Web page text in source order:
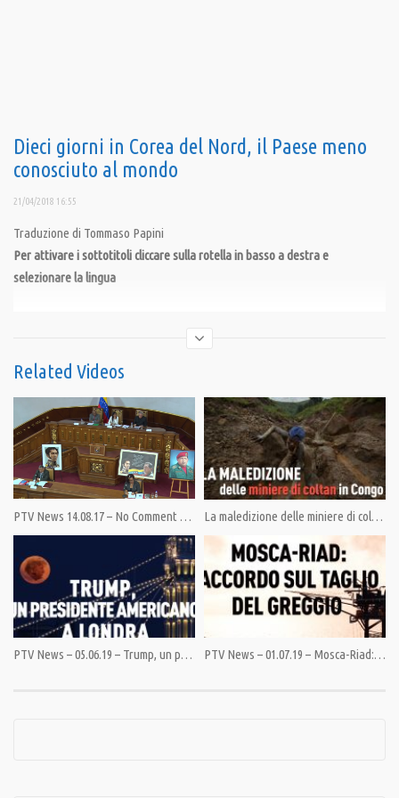
Dieci giorni in Corea del Nord, il Paese meno
conosciuto al mondo
21/04/2018 16:55
Traduzione di Tommaso Papini
Per attivare i sottotitoli cliccare sulla rotella in basso a destra e
selezionare la lingua
Se per molti aspetti la Corea del Nord resta un mistero, grazie a questo
nordcoreano attraverso il prisma delle preoccupazioni e delle gioie
quotidiane della popolazione.
Condividi
Category: PrimoPiano
Speciali
Tags:Corea del Nord,Documentario,Kim Jong-un
Related Videos
PTV News 14.08.17 – No Comment – Pronti a tutto La maledizione delle miniere di coltan in Congo
PTV News – 05.06.19 – Trump, un presidente americano a Londra PTV News – 01.07.19 – Mosca-Riad: accordo sul taglio del greggio